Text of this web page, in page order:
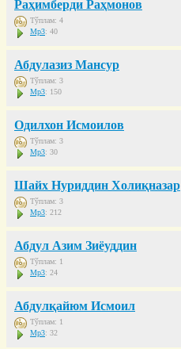
Раҳимберди Раҳмонов
Тўплам: 4
Mp3: 40
Абдулазиз Мансур
Тўплам: 3
Mp3: 150
Одилхон Исмоилов
Тўплам: 3
Mp3: 30
Шайх Нуриддин Холиқназар
Тўплам: 3
Mp3: 212
Абдул Азим Зиёуддин
Тўплам: 1
Mp3: 24
Абдулқайюм Исмоил
Тўплам: 1
Mp3: 32